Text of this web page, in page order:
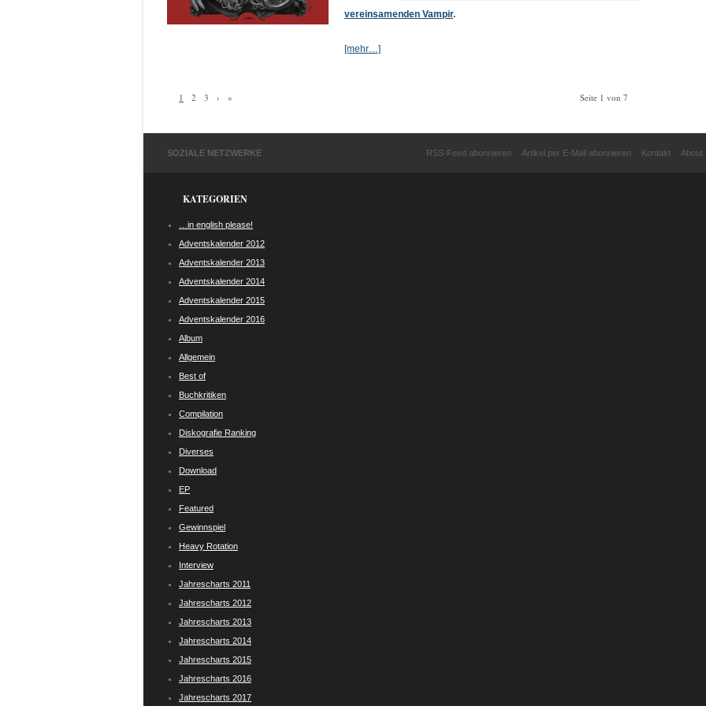
vereinsamenden Vampir.
[mehr…]
1 2 3 › » Seite 1 von 7
SOZIALE NETZWERKE RSS-Feed abonnieren Artikel per E-Mail abonnieren Kontakt About
KATEGORIEN
…in english please!
Adventskalender 2012
Adventskalender 2013
Adventskalender 2014
Adventskalender 2015
Adventskalender 2016
Album
Allgemein
Best of
Buchkritiken
Compilation
Diskografie Ranking
Diverses
Download
EP
Featured
Gewinnspiel
Heavy Rotation
Interview
Jahrescharts 2011
Jahrescharts 2012
Jahrescharts 2013
Jahrescharts 2014
Jahrescharts 2015
Jahrescharts 2016
Jahrescharts 2017